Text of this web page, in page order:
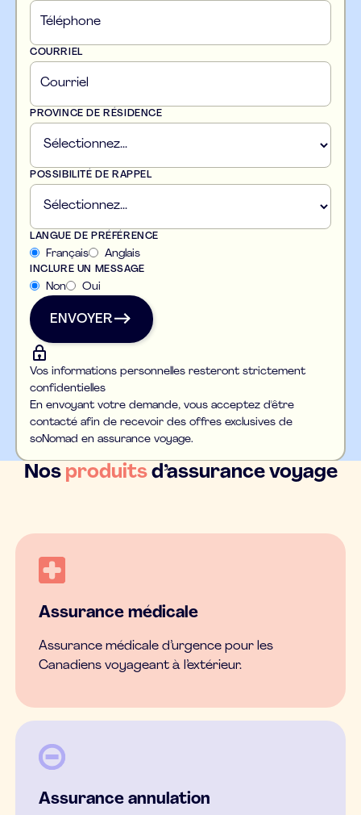
COURRIEL
PROVINCE DE RÉSIDENCE
POSSIBILITÉ DE RAPPEL
LANGUE DE PRÉFÉRENCE
Français Anglais
INCLURE UN MESSAGE
Non Oui
ENVOYER
ENVOYER
Vos informations personnelles resteront strictement
confidentielles
En envoyant votre demande, vous acceptez d'être
contacté afin de recevoir des offres exclusives de
soNomad en assurance voyage.
Nos produitsd’assurance voyage
Assurance médicale
Assurance médicale d’urgence pour les
Canadiens voyageant à l’extérieur.
Assurance annulation